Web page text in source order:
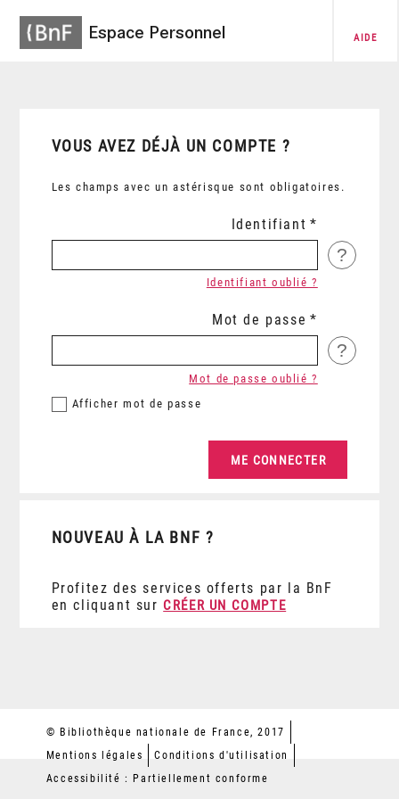
Espace Personnel AIDE
VOUS AVEZ DÉJÀ UN COMPTE ?
Les champs avec un astérisque sont obligatoires.
Identifiant
?
Identifiant oublié ?
Mot de passe
?
Afficher mot de passe
Mot de passe oublié ?
NOUVEAU À LA BNF ?
Profitez des services offerts par la BnF
en cliquant sur CRÉER UN COMPTE
© Bibliothèque nationale de France, 2017
Mentions légales
Conditions d'utilisation
Accessibilité : Partiellement conforme